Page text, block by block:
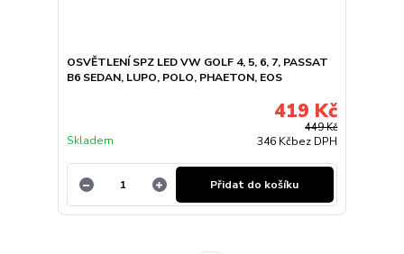
OSVĚTLENÍ SPZ LED VW GOLF 4, 5, 6, 7, PASSAT
B6 SEDAN, LUPO, POLO, PHAETON, EOS
449 Kč
419 Kč
346 Kčbez DPH
Skladem
Přidat do košíku